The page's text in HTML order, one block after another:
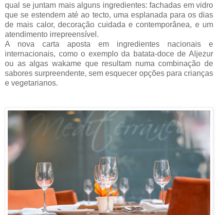
qual se juntam mais alguns ingredientes: fachadas em vidro
que se estendem até ao tecto, uma esplanada para os dias
de mais calor, decoração cuidada e contemporânea, e um
atendimento irrepreensível.
A nova carta aposta em ingredientes nacionais e
internacionais, como o exemplo da batata-doce de Aljezur
ou as algas wakame que resultam numa combinação de
sabores surpreendente, sem esquecer opções para crianças
e vegetarianos.